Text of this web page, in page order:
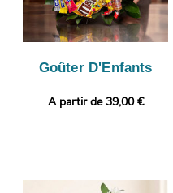
Goûter D'Enfants
A partir de 39,00 €